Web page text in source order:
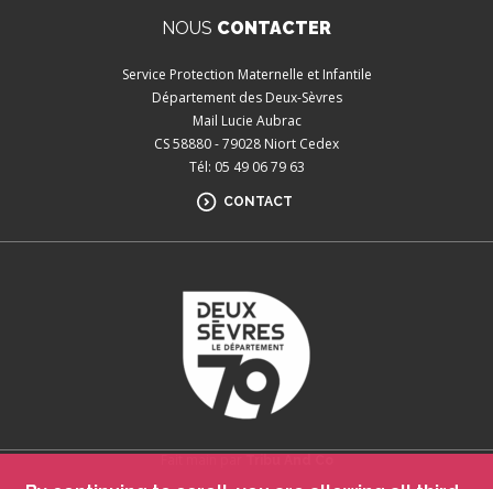
NOUS CONTACTER
Service Protection Maternelle et Infantile
Département des Deux-Sèvres
Mail Lucie Aubrac
CS 58880 - 79028 Niort Cedex
Tél: 05 49 06 79 63
CONTACT
Fait main par